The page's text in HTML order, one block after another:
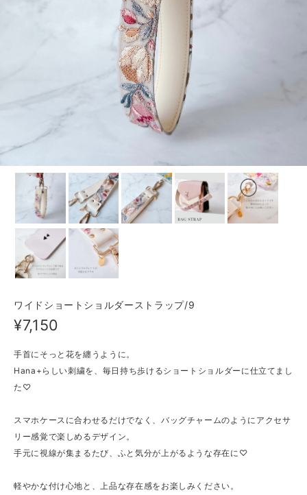
ワイドショートショルダーストラップ/9
¥7,150
手首にそっと花を纏うように。
Hana+らしい刺繍を、毎日持ち歩けるショートショルダーに仕立てまし
た♡
スマホケースに合わせるだけでなく、バッグチャームのようにアクセサ
リー感覚で楽しめるデザイン。
手元に視線が集まるたび、ふと気分が上がるような存在に♡
軽やかな付け心地と、上品な存在感をお楽しみください。